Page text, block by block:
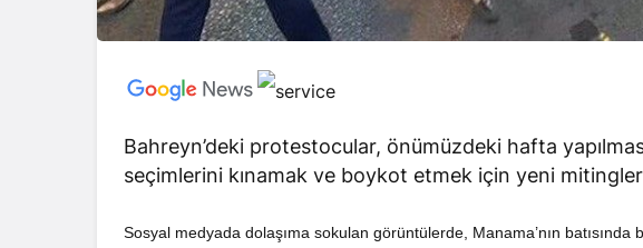
Bahreyn’deki protestocular, önümüzdeki hafta
seçimlerini kınamak ve boykot etmek için yeni
Sosyal medyada dolaşıma sokulan görüntülerde, Manama’nın
RÖPORTAJ